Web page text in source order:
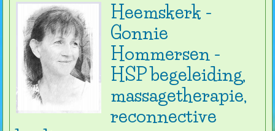
Heemskerk -
Gonnie
Hommersen -
HSP begeleiding,
massagetherapie,
reconnective